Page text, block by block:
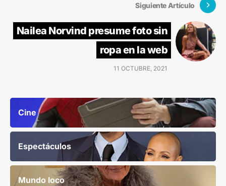
Siguiente Artículo
Nailea Norvind presume foto sin
ropa en la web
11 OCTUBRE, 2021
Cine
Espectáculos
Mundo loco